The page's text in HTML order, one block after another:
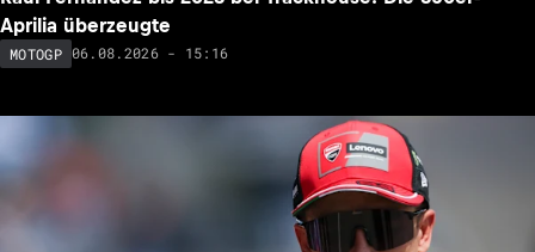
Aprilia überzeugte
MOTOGP 06.08.2026 - 15:16